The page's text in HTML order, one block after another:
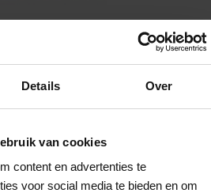
Details Over
van cookies
content en advertenties te
voor social media te bieden en om